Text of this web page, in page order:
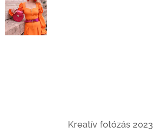
Kreatív fotózás 2023